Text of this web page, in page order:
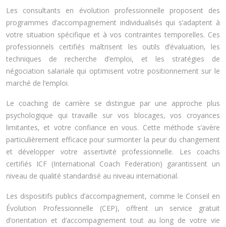
Les consultants en évolution professionnelle proposent des
programmes d’accompagnement individualisés qui s’adaptent à
votre situation spécifique et à vos contraintes temporelles. Ces
professionnels certifiés maîtrisent les outils d’évaluation, les
techniques de recherche d’emploi, et les stratégies de
négociation salariale qui optimisent votre positionnement sur le
marché de l’emploi.
Le coaching de carrière se distingue par une approche plus
psychologique qui travaille sur vos blocages, vos croyances
limitantes, et votre confiance en vous. Cette méthode s’avère
particulièrement efficace pour surmonter la peur du changement
et développer votre assertivité professionnelle. Les coachs
certifiés ICF (International Coach Federation) garantissent un
niveau de qualité standardisé au niveau international.
Les dispositifs publics d’accompagnement, comme le Conseil en
Évolution Professionnelle (CEP), offrent un service gratuit
d’orientation et d’accompagnement tout au long de votre vie